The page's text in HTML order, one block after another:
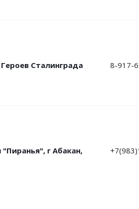
Сталинграда
8-917-
г Абакан,